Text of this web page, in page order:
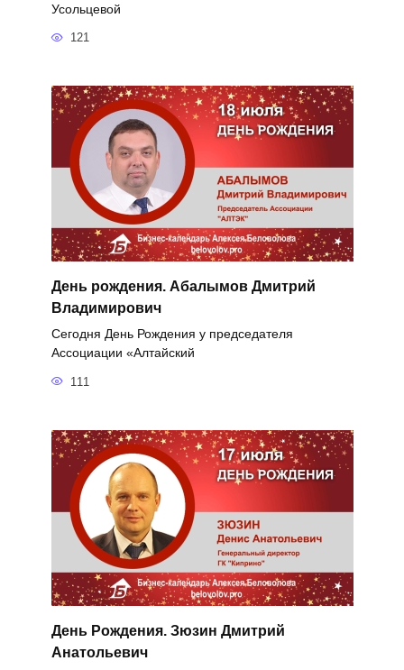
Усольцевой
121
День рождения. Абалымов Дмитрий
Владимирович
Сегодня День Рождения у председателя
Ассоциации «Алтайский
111
День Рождения. Зюзин Дмитрий
Анатольевич